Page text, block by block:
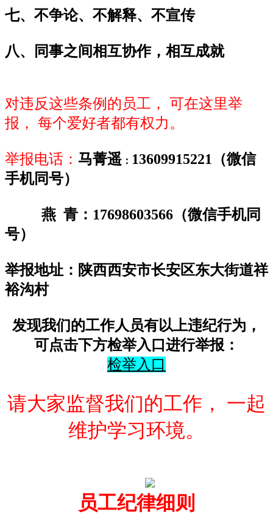
七、不争论、不解释、不宣传
八、同事之间相互协作，相互成就
对违反这些条例的员工， 可在这里举
报， 每个爱好者都有权力。
举报电话： 马菁遥 ： 13609915221 （微信
手机同号）
燕 青：17698603566 （微信手机同
号）
举报地址：陕西西安市长安区东大街道祥
裕沟村
发现我们的工作人员有以上违纪行为，
可点击下方检举入口进行举报：
检举入口
请大家监督我们的工作， 一起
维护学习环境。
员工纪律细则